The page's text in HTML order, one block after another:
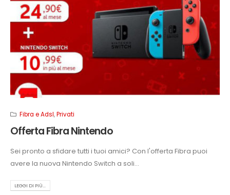
Fibra e Adsl,Privati
Offerta Fibra Nintendo
Sei pronto a sfidare tutti i tuoi amici? Con l'offerta Fibra puoi
avere la nuova Nintendo Switch a soli...
LEGGI DI PIÙ...